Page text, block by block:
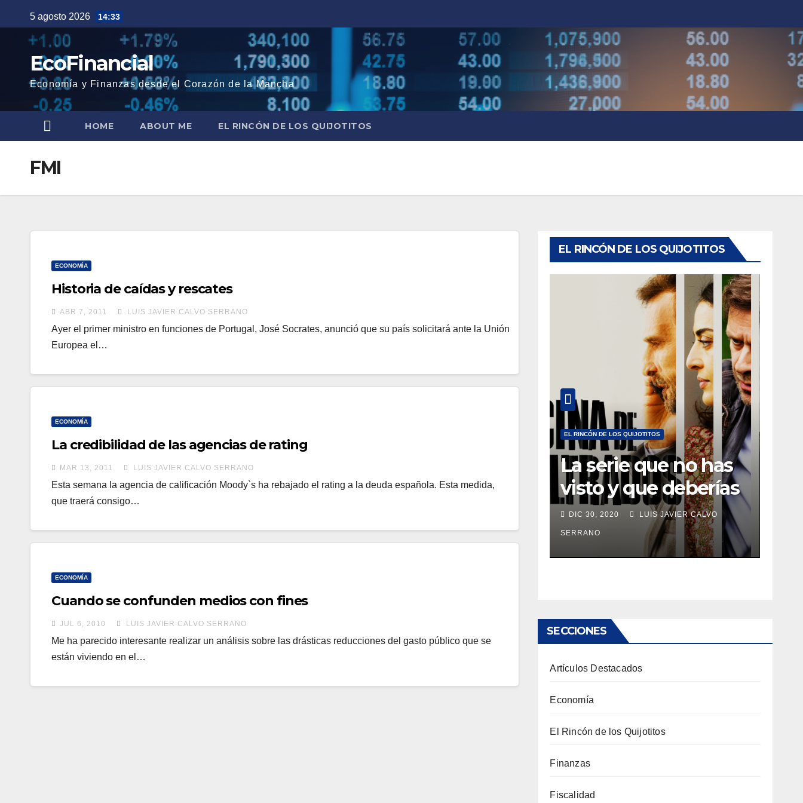
al
contenido
5 agosto 2026 14:33
EcoFinancial
Economía y Finanzas desde el Corazón de la Mancha
HOME ABOUT ME EL RINCÓN DE LOS QUIJOTITOS
FMI
ECONOMÍA
Historia de caídas y rescates
ABR 7, 2011 LUIS JAVIER CALVO SERRANO
Ayer el primer ministro en funciones de Portugal, José Socrates, anunció que su país solicitará ante la Unión
Europea el…
ECONOMÍA
La credibilidad de las agencias de rating
MAR 13, 2011 LUIS JAVIER CALVO SERRANO
Esta semana la agencia de calificación Moody`s ha rebajado el rating a la deuda española. Esta medida,
que traerá consigo…
ECONOMÍA
Cuando se confunden medios con fines
JUL 6, 2010 LUIS JAVIER CALVO SERRANO
Me ha parecido interesante realizar un análisis sobre las drásticas reducciones del gasto público que se
están viviendo en el…
EL RINCÓN DE LOS QUIJOTITOS
EL RINCÓN DE LOS QUIJOTITOS
La serie que no has
visto y que deberías
estar viendo
DIC 30, 2020 LUIS JAVIER CALVO
SERRANO
SECCIONES
Artículos Destacados
Economía
El Rincón de los Quijotitos
Finanzas
Fiscalidad